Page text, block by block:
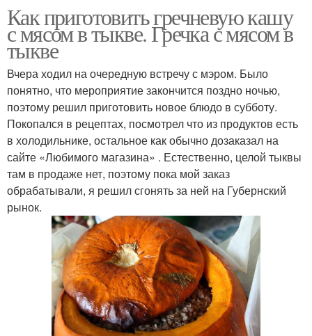
Как приготовить гречневую кашу
с мясом в тыкве. Гречка с мясом в
тыкве
Вчера ходил на очередную встречу с мэром. Было
понятно, что мероприятие закончится поздно ночью,
поэтому решил приготовить новое блюдо в субботу.
Покопался в рецептах, посмотрел что из продуктов есть
в холодильнике, остальное как обычно дозаказал на
сайте «Любимого магазина» . Естественно, целой тыквы
там в продаже нет, поэтому пока мой заказ
обрабатывали, я решил сгонять за ней на Губернский
рынок.